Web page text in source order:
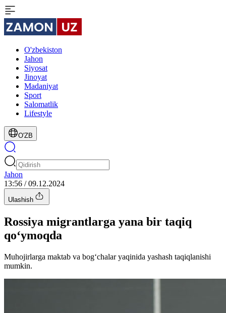
O'zbekiston
Jahon
Siyosat
Jinoyat
Madaniyat
Sport
Salomatlik
Lifestyle
O'ZB
Jahon
13:56 / 09.12.2024
Ulashish
Rossiya migrantlarga yana bir taqiq
qo‘ymoqda
Muhojirlarga maktab va bog‘chalar yaqinida yashash taqiqlanishi
mumkin.